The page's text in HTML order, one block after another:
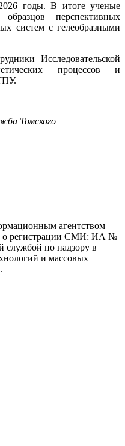
годы. В итоге ученые
перспективных
систем с гелеобразными
Исследовательской
процессов и
Томского
агентством
о регистрации СМИ: ИА №
по надзору в
и массовых